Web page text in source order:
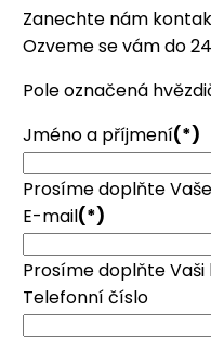
Zanechte nám
Ozveme se vám do
Pole označená
Jméno a příjmení(*)
Prosíme doplňte
E-mail(*)
Prosíme doplňte
Telefonní číslo